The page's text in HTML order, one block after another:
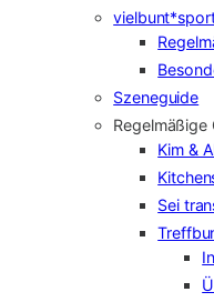
Szeneguide
Regelmäßige
Kim &
Sei